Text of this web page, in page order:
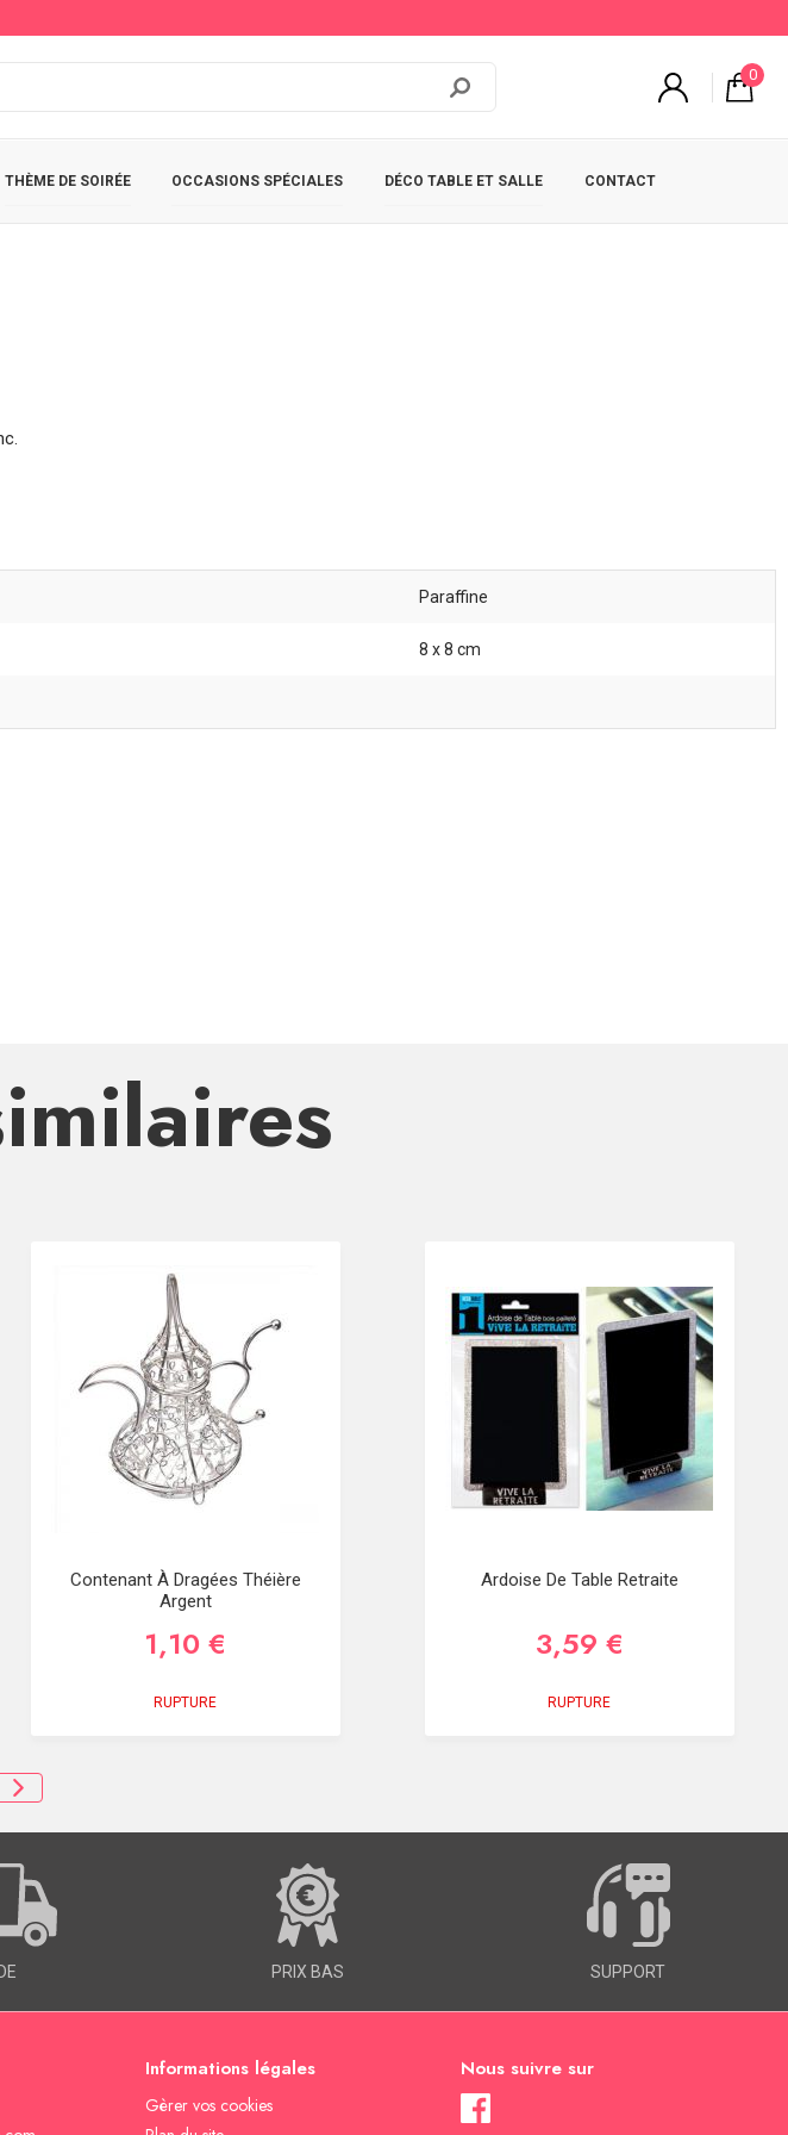
0
THÈME DE SOIRÉE OCCASIONS SPÉCIALES DÉCO TABLE ET SALLE CONTACT
Paraffine
8 x 8 cm
Contenant À Dragées Théière
Argent
1,10 €
RUPTURE
Ardoise De Table Retraite
3,59 €
RUPTURE
PRIX BAS SUPPORT
Informations légales
Gèrer vos cookies
Nous suivre sur